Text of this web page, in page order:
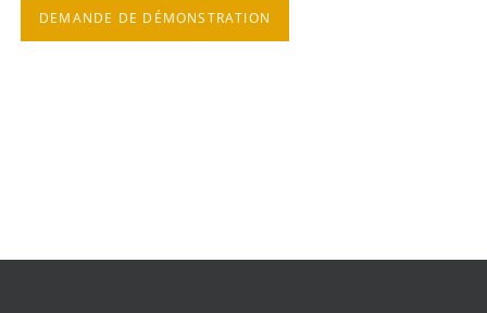
DEMANDE DE DÉMONSTRATION